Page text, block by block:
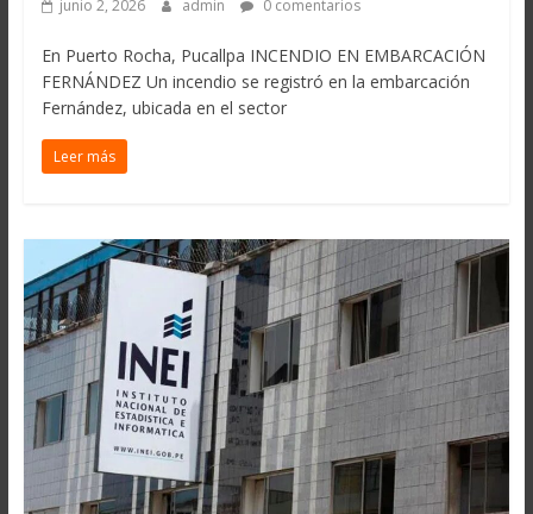
junio 2, 2026 admin 0 comentarios
En Puerto Rocha, Pucallpa INCENDIO EN EMBARCACIÓN
FERNÁNDEZ Un incendio se registró en la embarcación
Fernández, ubicada en el sector
Leer más